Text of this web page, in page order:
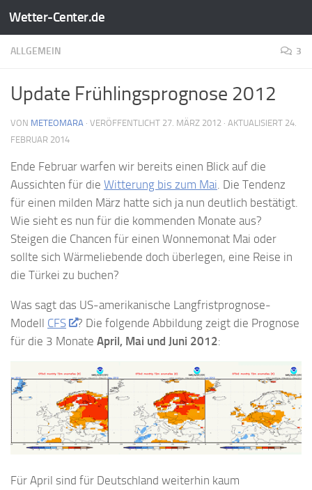
Zum Inhalt springen
Wetter-Center.de
ALLGEMEIN 3
Update Frühlingsprognose 2012
VON METEOMARA · VERÖFFENTLICHT 27. MÄRZ 2012 · AKTUALISIERT 24.
FEBRUAR 2014
Ende Februar warfen wir bereits einen Blick auf die
Aussichten für die Witterung bis zum Mai. Die Tendenz
für einen milden März hatte sich ja nun deutlich bestätigt.
Wie sieht es nun für die kommenden Monate aus?
Steigen die Chancen für einen Wonnemonat Mai oder
sollte sich Wärmeliebende doch überlegen, eine Reise in
die Türkei zu buchen?
Was sagt das US-amerikanische Langfristprognose-
Modell CFS
? Die folgende Abbildung zeigt die Prognose
für die 3 Monate April, Mai und Juni 2012:
Für April sind für Deutschland weiterhin kaum